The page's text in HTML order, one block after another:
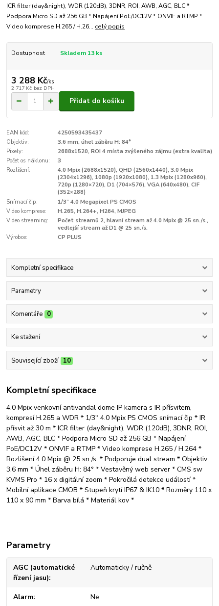
ICR filter (day&night), WDR (120dB), 3DNR, ROI, AWB, AGC, BLC *
Podpora Micro SD až 256 GB * Napájení PoE/DC12V * ONVIF a RTMP *
Video komprese H.265 / H.26... celý popis
Dostupnost Skladem 13 ks
3 288 Kč/ks
2 717 Kč bez DPH
Přidat do košíku
EAN kód:
4250593435437
Objektiv:
3.6 mm, úhel záběru H: 84°
Pixely:
2688x1520, ROI 4 místa zvýšeného zájmu (extra kvalita)
Počet os náklonu:
3
Rozlišení:
4.0 Mpix (2688x1520), QHD (2560x1440), 3.0 Mpix
(2304x1296), 1080p (1920x1080), 1.3 Mpix (1280x960),
720p (1280×720), D1 (704×576), VGA (640x480), CIF
(352×288)
Snímací čip:
1/3” 4.0 Megapixel PS CMOS
Video komprese:
H.265, H.264+, H264, MJPEG
Video streaming:
Počet streamů 2, hlavní stream až 4.0 Mpix @ 25 sn./s.,
vedlejší stream až D1 @ 25 sn./s.
Výrobce:
CP PLUS
Kompletní specifikace
Parametry
Komentáře 0
Ke stažení
Související zboží 10
Kompletní specifikace
4.0 Mpix venkovní antivandal dome IP kamera s IR přísvitem,
kompresí H.265 a WDR * 1/3" 4.0 Mpix PS CMOS snímací čip * IR
přísvit až 30 m * ICR filter (day&night), WDR (120dB), 3DNR, ROI,
AWB, AGC, BLC * Podpora Micro SD až 256 GB * Napájení
PoE/DC12V * ONVIF a RTMP * Video komprese H.265 / H.264 *
Rozlišení 4.0 Mpix @ 25 sn./s. * Podporuje dual stream * Objektiv
3.6 mm * Úhel záběru H: 84° * Vestavěný web server * CMS sw
KVMS Pro * 16 x digitální zoom * Pokročilá detekce událostí *
Mobilní aplikace CMOB * Stupeň krytí IP67 & IK10 * Rozměry 110 x
110 x 90 mm * Barva bílá * Materiál kov *
Parametry
AGC (automatické
řízení jasu)
Automaticky / ručně
Alarm Ne